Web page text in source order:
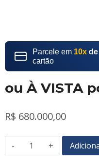
Parcele em 10xde
cartão
ou À VISTA
R$ 680.000,00